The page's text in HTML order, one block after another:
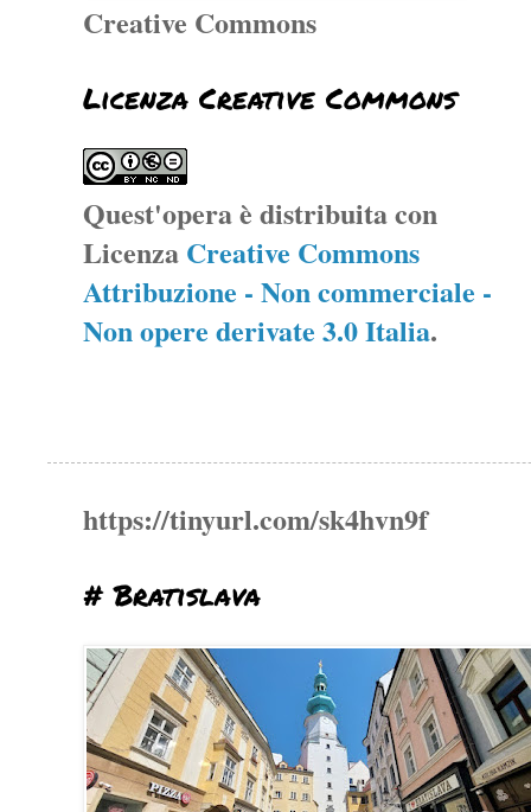
Creative Commons
Licenza Creative Commons
Quest'opera è distribuita con
Licenza Creative Commons
Attribuzione - Non commerciale -
Non opere derivate 3.0 Italia.
https://tinyurl.com/sk4hvn9f
# Bratislava